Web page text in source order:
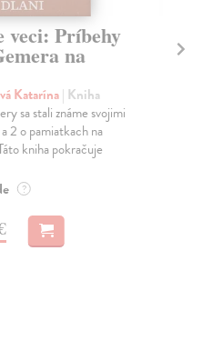
veci: Príbehy
na
Katarína| Kniha
sa stali známe svojimi
2 o pamiatkach na
kniha pokračuje
?